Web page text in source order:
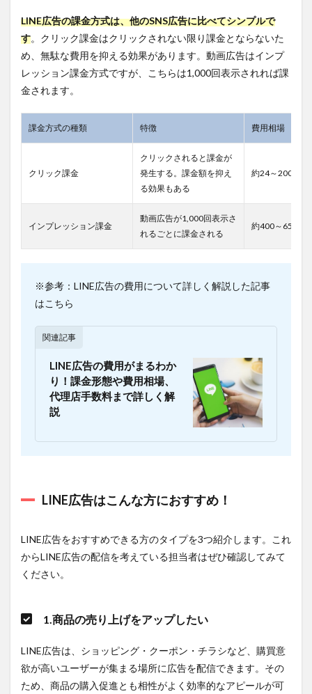
LINE
広告
を代
理店
頼す
るの
すす
め！
存
LINE
の自
大化
する
のポ
イン
3.1
1.目的
を明
確に
して
ンを
3.2
2.ター
ゲッ
トは
定す
る
3.3
3.自動
入札
を利
LINE広告の課金方式は、他のSNS広告に比べてシンプルで
す。クリック課金はクリックされない限り課金とならないた
め、無駄な費用を抑える効果があります。動画広告はインプ
レッション課金方式ですが、こちらは1,000回表示されれば課
金されます。
課金方式の種類 特徴 費用相場
クリック課金
クリックされると課金が
発生する。課金額を抑え
る効果もある
約24～200円
インプレッション課金
動画広告が1,000回表示さ
れるごとに課金される
約400～650円
※参考：LINE広告の費用について詳しく解説した記事
はこちら
関連記事
LINE広告の費用がまるわか
り！課金形態や費用相場、
代理店手数料まで詳しく解
説
LINE広告はこんな方におすすめ！
LINE広告をおすすめできる方のタイプを3つ紹介します。これ
からLINE広告の配信を考えている担当者はぜひ確認してみて
ください。
1.商品の売り上げをアップしたい
LINE広告は、ショッピング・クーポン・チラシなど、購買意
欲が高いユーザーが集まる場所に広告を配信できます。その
ため、商品の購入促進とも相性がよく効率的なアピールが可